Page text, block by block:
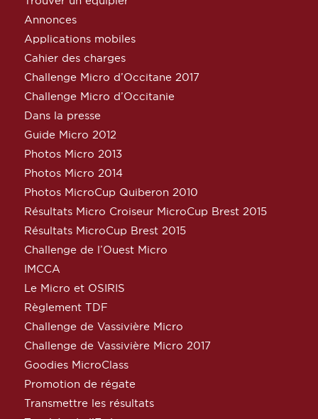
Annonces
Applications mobiles
Cahier des charges
Challenge Micro d’Occitane 2017
Challenge Micro d’Occitanie
Dans la presse
Guide Micro 2012
Photos Micro 2013
Photos Micro 2014
Photos MicroCup Quiberon 2010
Résultats Micro Croiseur MicroCup Brest 2015
Résultats MicroCup Brest 2015
Challenge de l’Ouest Micro
IMCCA
Le Micro et OSIRIS
Règlement TDF
Challenge de Vassivière Micro
Challenge de Vassivière Micro 2017
Goodies MicroClass
Promotion de régate
Transmettre les résultats